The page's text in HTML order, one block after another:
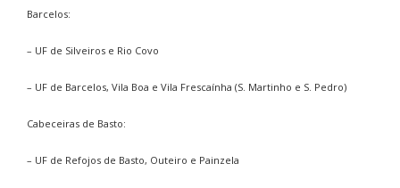
Barcelos:
– UF de Silveiros e Rio Covo
– UF de Barcelos, Vila Boa e Vila Frescaínha (S. Martinho e S. Pedro)
Cabeceiras de Basto:
– UF de Refojos de Basto, Outeiro e Painzela